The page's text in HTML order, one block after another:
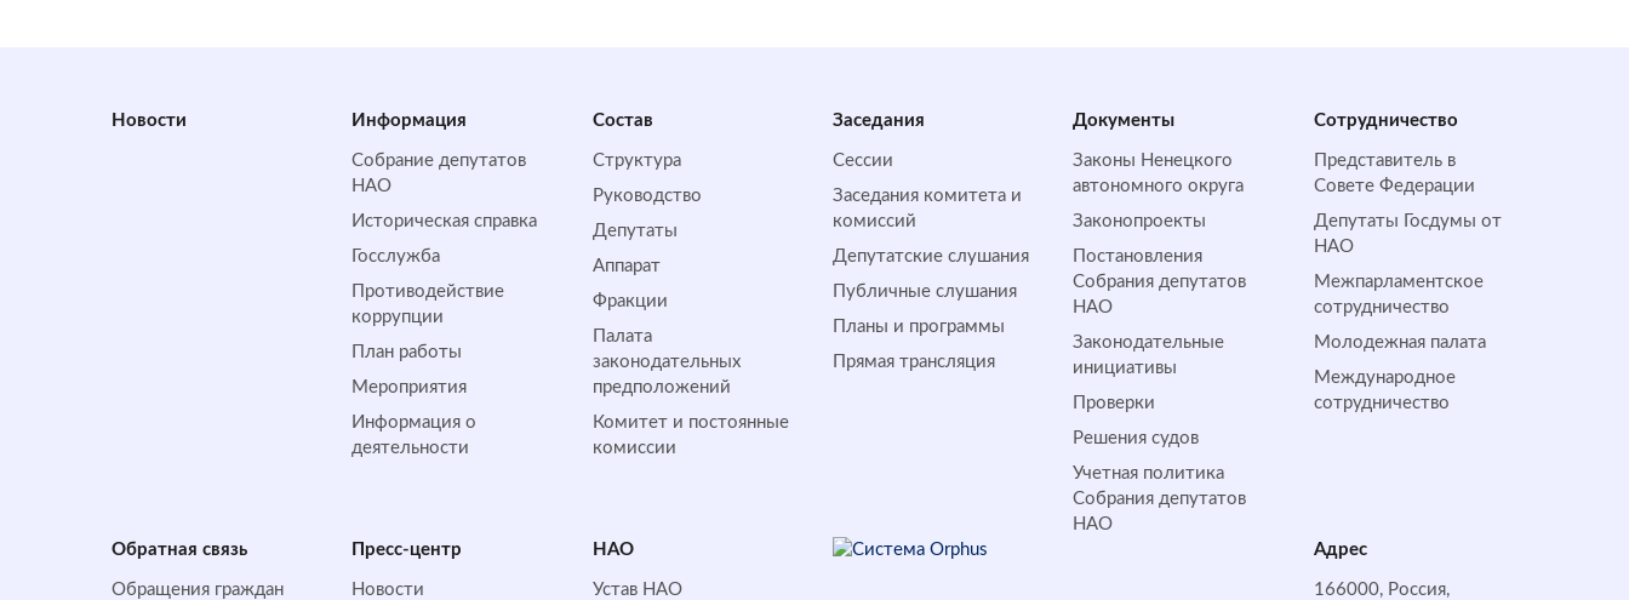
Новости Информация
Собрание депутатов
НАО
Историческая справка
Госслужба
Противодействие
коррупции
План работы
Мероприятия
Информация о
деятельности
Состав
Структура
Руководство
Депутаты
Аппарат
Фракции
Палата
законодательных
предположений
Комитет и постоянные
комиссии
Заседания
Сессии
Заседания комитета и
комиссий
Депутатские слушания
Публичные слушания
Планы и программы
Прямая трансляция
Документы
Законы Ненецкого
автономного округа
Законопроекты
Постановления
Собрания депутатов
НАО
Законодательные
инициативы
Проверки
Решения судов
Учетная политика
Собрания депутатов
НАО
Сотрудничество
Представитель в
Совете Федерации
Депутаты Госдумы от
НАО
Межпарламентское
сотрудничество
Молодежная палата
Международное
сотрудничество
Обратная cвязь
Обращения граждан
Пресс-центр
Новости
НАО
Устав НАО
Адрес
166000, Россия,